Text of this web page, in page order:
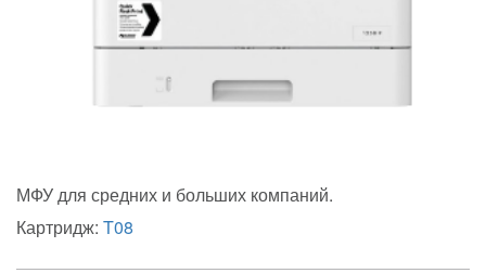
МФУ для средних и больших компаний.
Картридж: T08